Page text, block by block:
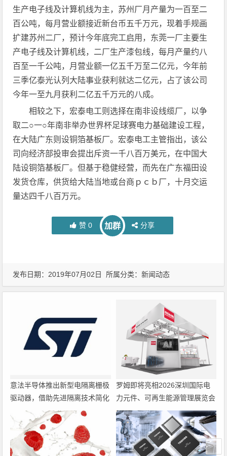
生产电子线及计算机线为主，苏州厂月产量为一百至二
百公吨，每月营业额接近新台币五千万元，现着手规画
扩建苏州二厂，预计今年底完工启用，东莞一厂主要生
产电子线及计算机线，二厂生产漆包线，每月产量约八
百至一千公吨，月营业额一亿五千万至二亿元，今年前
三季亿泰光认列大陆事业获利就达二亿元，占了该公司
今年一至九月获利二亿五千万元的八成。
相较之下，宏泰电工则选择在南非设线缆厂，以争
取二○一○年南非举办世界杯足球赛电力基础建设工程，
在大陆广东则设铜箔基板厂。宏泰电工主管指出，该公
司向经济部投审会提出斥资一千八百万美元，在中国大
陆设铜箔基板厂。但基于稳健经营，而先在广东福田设
发货仓库，供货给大陆当地或台商ｐｃｂ厂，十月交运
量达四千八百万元。
赞 0 加群 分享
发布日期：2019年07月02日 所属分类：新闻动态
意法半导体推出新型电隔离栅极
驱动器，借助先进隔离技术简化
电源设计
罗姆即将亮相2026深圳国际电
力元件、可再生能源管理展览会
暨研讨会